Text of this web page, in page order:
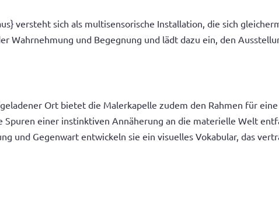
versteht sich als multisensorische Installation, die sich
Wahrnehmung und Begegnung und lädt dazu ein, den
Ort bietet die Malerkapelle zudem den Rahmen für eine
einer instinktiven Annäherung an die materielle Welt
und Gegenwart entwickeln sie ein visuelles Vokabular, das